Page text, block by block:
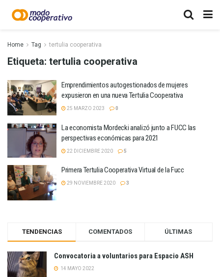
Home Tag tertulia cooperativa
Etiqueta: tertulia cooperativa
Emprendimientos autogestionados de mujeres
expusieron en una nueva Tertulia Cooperativa
25 MARZO 2023 0
La economista Mordecki analizó junto a FUCC las
perspectivas económicas para 2021
22 DICIEMBRE 2020 5
Primera Tertulia Cooperativa Virtual de la Fucc
29 NOVIEMBRE 2020 3
TENDENCIAS COMENTADOS ÚLTIMAS
Convocatoria a voluntarios para Espacio ASH
14 MAYO 2022